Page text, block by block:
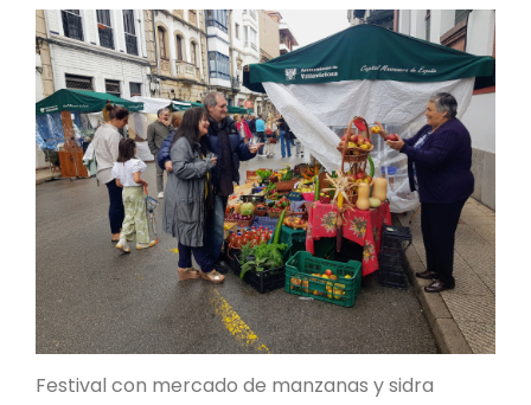
Festival con mercado de manzanas y sidra